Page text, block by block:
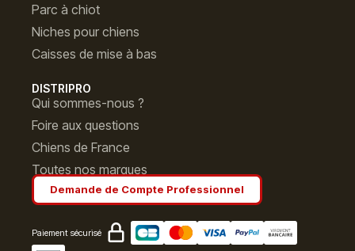
Parc à chiot
Niches pour chiens
Caisses de mise à bas
DISTRIPRO
Qui sommes-nous ?
Foire aux questions
Chiens de France
Toutes nos marques
Demande de Compte Professionnel
Paiement sécurisé